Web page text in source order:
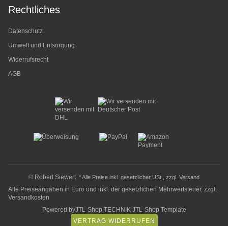
Rechtliches
Datenschutz
Umwelt und Entsorgung
Widerrufsrecht
AGB
© Robert Siewert * Alle Preise inkl. gesetzlicher USt., zzgl. Versand
Alle Preiseangaben in Euro und inkl. der gesetzlichen Mehrwertsteuer, zzgl.
Versandkosten
Powered byJTL-Shop TECHNIK JTL-Shop Template
VERTRAG WIDERRUFEN